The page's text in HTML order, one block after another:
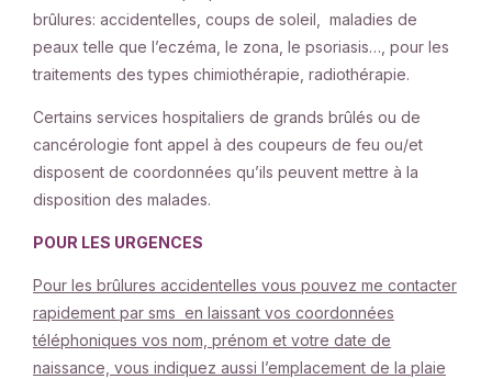
brûlures: accidentelles, coups de soleil, maladies de
peaux telle que l’eczéma, le zona, le psoriasis…, pour les
traitements des types chimiothérapie, radiothérapie.
Certains services hospitaliers de grands brûlés ou de
cancérologie font appel à des coupeurs de feu ou/et
disposent de coordonnées qu’ils peuvent mettre à la
disposition des malades.
POUR LES URGENCES
Pour les brûlures accidentelles vous pouvez me contacter
rapidement par sms en laissant vos coordonnées
téléphoniques vos nom, prénom et votre date de
naissance, vous indiquez aussi l’emplacement de la plaie